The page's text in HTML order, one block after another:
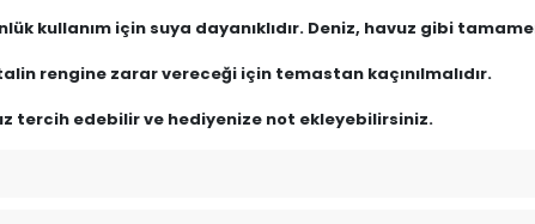
kullanım için suya dayanıklıdır. Deniz, havuz gibi
rengine zarar vereceği için temastan kaçınılmalıdır.
tercih edebilir ve hediyenize not ekleyebilirsiniz.